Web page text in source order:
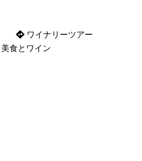
ワイナリーツアー
美食とワイン